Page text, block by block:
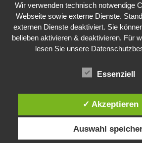
Wir verwenden technisch notwendige
Webseite sowie externe Dienste.
externen Dienste deaktiviert. Sie
belieben aktivieren & deaktivieren. Für
lesen Sie unsere
Essenziell
✓ Akzeptieren
Auswahl